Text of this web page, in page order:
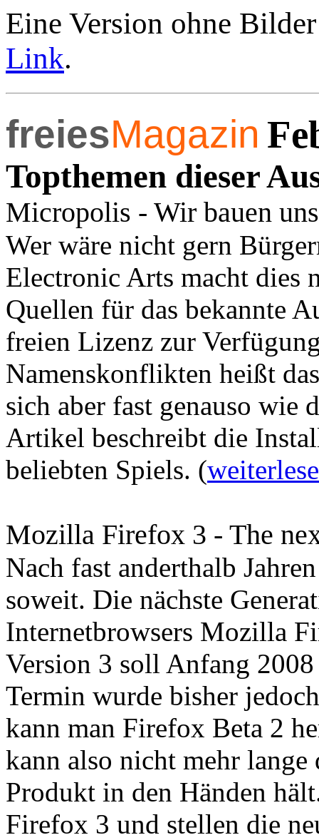
Eine Version ohne
Link.
freiesMagazin
Topthemen dieser
Micropolis - Wir bauen
Wer wäre nicht gern
Electronic Arts macht dies
Quellen für das bekannte
freien Lizenz zur
Namenskonflikten heißt
sich aber fast genauso wie
Artikel beschreibt die
beliebten Spiels. (
Mozilla Firefox 3 - The
Nach fast anderthalb
soweit. Die nächste
Internetbrowsers Mozilla
Version 3 soll Anfang
Termin wurde bisher
kann man Firefox Beta 2
kann also nicht mehr lange
Produkt in den Händen
Firefox 3 und stellen die